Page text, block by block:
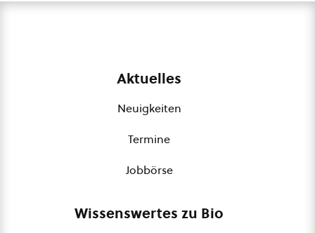
Aktuelles
Neuigkeiten
Termine
Jobbörse
Wissenswertes zu Bio